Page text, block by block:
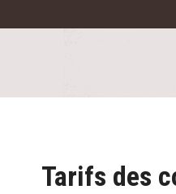
Tarifs des